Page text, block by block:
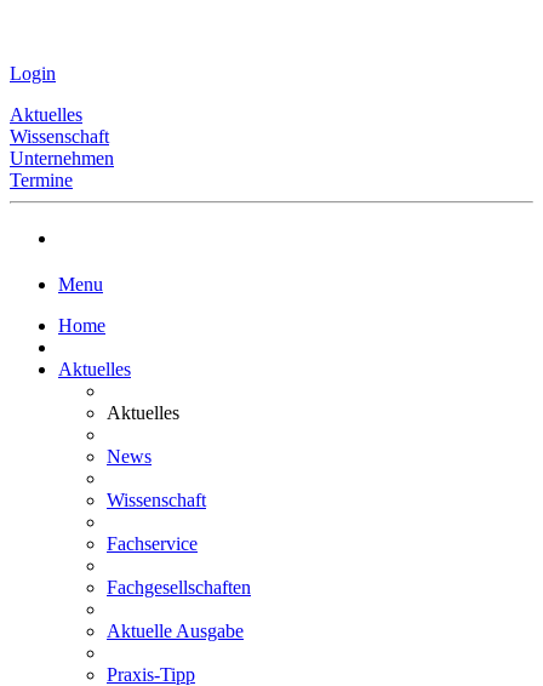
Login
Aktuelles
Wissenschaft
Unternehmen
Termine
Menu
Home
Aktuelles
Aktuelles
News
Wissenschaft
Fachservice
Fachgesellschaften
Aktuelle Ausgabe
Praxis-Tipp